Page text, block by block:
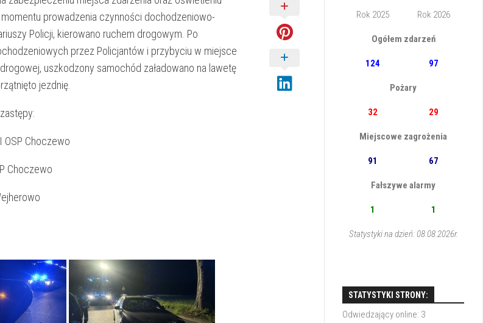
prowadzenia czynności dochodzeniowo-
Policji, kierowano ruchem drogowym. Po
przez Policjantów i przybyciu w miejsce
uszkodzony samochód załadowano na lawetę
jezdnię.
OSP Choczewo
Choczewo
Rok 2025 Rok 2026
Ogółem zdarzeń
124 97
Pożary
32 29
Miejscowe zagrożenia
91 67
Fałszywe alarmy
1 1
Statystyki na dzień: 08.08.2026r.
STATYSTYKI STRONY:
Odwiedzający online: 3